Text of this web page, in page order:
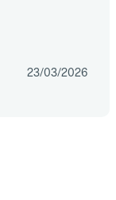
23/03/2026